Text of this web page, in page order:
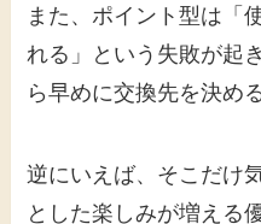
また、ポイント型は「
れる」という失敗が起
ら早めに交換先を決め
逆にいえば、そこだけ
とした楽しみが増える